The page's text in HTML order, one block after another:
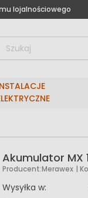
lojalnościowego
Akumulator MX
Producent:Merawex |
Wysyłka w: